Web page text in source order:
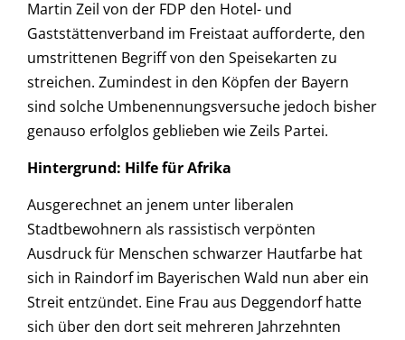
Martin Zeil von der FDP den Hotel- und
Gaststättenverband im Freistaat aufforderte, den
umstrittenen Begriff von den Speisekarten zu
streichen. Zumindest in den Köpfen der Bayern
sind solche Umbenennungsversuche jedoch bisher
genauso erfolglos geblieben wie Zeils Partei.
Hintergrund: Hilfe für Afrika
Ausgerechnet an jenem unter liberalen
Stadtbewohnern als rassistisch verpönten
Ausdruck für Menschen schwarzer Hautfarbe hat
sich in Raindorf im Bayerischen Wald nun aber ein
Streit entzündet. Eine Frau aus Deggendorf hatte
sich über den dort seit mehreren Jahrzehnten